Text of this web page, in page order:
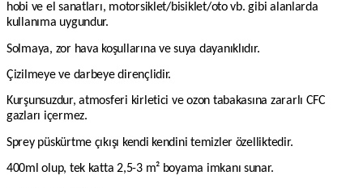
hobi ve el sanatları, motorsiklet/bisiklet/oto vb. gibi alanlarda
kullanıma uygundur.
Solmaya, zor hava koşullarına ve suya dayanıklıdır.
Çizilmeye ve darbeye dirençlidir.
Kurşunsuzdur, atmosferi kirletici ve ozon tabakasına zararlı CFC
gazları içermez.
Sprey püskürtme çıkışı kendi kendini temizler özelliktedir.
400ml olup, tek katta 2,5-3 m² boyama imkanı sunar.